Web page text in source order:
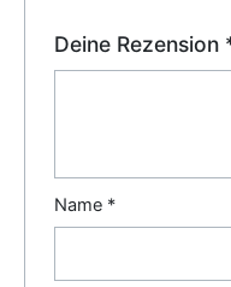
Deine Rezension
Name *